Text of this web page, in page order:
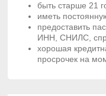
быть старше 21
иметь
предоставить
ИНН, СНИЛС,
хорошая
просрочек на